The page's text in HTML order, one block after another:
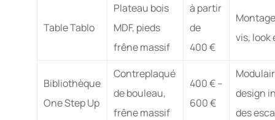
Table Tablo
Plateau bois
MDF, pieds
frêne massif
à partir
de
400 €
vis, look
Bibliothèque
One Step Up
Contreplaqué
de bouleau,
frêne massif
400 € –
600 €
design
des